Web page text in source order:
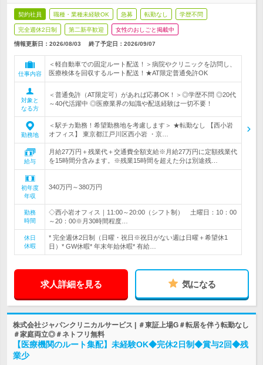
契約社員 職種・業種未経験OK 急募 転勤なし 学歴不問
完全週休2日制 第二新卒歓迎 女性のおしごと掲載中
情報更新日：2026/08/03 終了予定日： 2026/09/07
仕事内容
＜軽自動車での固定ルート配送！＞病院やクリニックを訪問し、
医療検体を回収するルート配送！★AT限定普通免許OK
対象と
なる方
＜普通免許（AT限定可）があれば応募OK！＞◎学歴不問 ◎20代
～40代活躍中 ◎医療業界の知識や配送経験は一切不要！
勤務地
＜駅チカ勤務！希望勤務地を考慮します＞ ★転勤なし 【西小岩
オフィス】 東京都江戸川区西小岩 ・京…
給与
月給27万円＋残業代＋交通費全額支給※月給27万円に定額残業代
を15時間分含みます。※残業15時間を超えた分は別途残…
初年度
年収
340万円～380万円
勤務
時間
◇西小岩オフィス｜11:00～20:00（シフト制） 土曜日：10：00
～20：00※月30時間程度…
休日
休暇
* 完全週休2日制（日曜・祝日※祝日がない週は日曜＋希望休1
日）* GW休暇* 年末年始休暇* 有給…
求人詳細を見る 気になる
株式会社ジャパンクリニカルサービス | ＃東証上場G＃転居を伴う転勤なし
＃家庭両立◎＃ネトフリ無料
【医療機関のルート集配】未経験OK◆完休2日制◆賞与2回◆残
業少